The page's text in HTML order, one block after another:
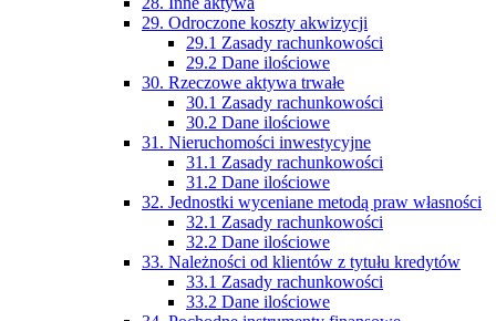
29. Odroczone koszty akwizycji
29.1 Zasady rachunkowości
29.2 Dane ilościowe
30. Rzeczowe aktywa trwałe
30.1 Zasady rachunkowości
30.2 Dane ilościowe
31. Nieruchomości inwestycyjne
31.1 Zasady rachunkowości
31.2 Dane ilościowe
32. Jednostki wyceniane metodą praw własności
32.1 Zasady rachunkowości
32.2 Dane ilościowe
33. Należności od klientów z tytułu kredytów
33.1 Zasady rachunkowości
33.2 Dane ilościowe